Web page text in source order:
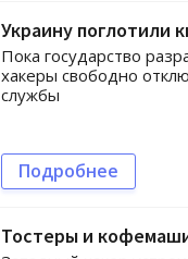
Украину поглотили
Пока государство
хакеры свободно
службы
Подробнее
Тостеры и